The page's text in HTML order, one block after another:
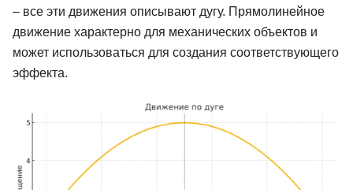
– все эти движения описывают дугу. Прямолинейное
движение характерно для механических объектов и
может использоваться для создания соответствующего
эффекта.